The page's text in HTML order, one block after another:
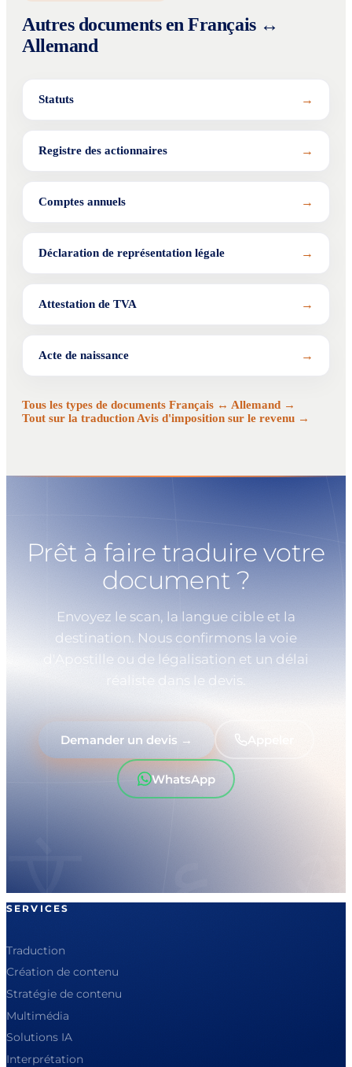
Autres documents en Français ↔
Allemand
Statuts →
Registre des actionnaires →
Comptes annuels →
Déclaration de représentation légale →
Attestation de TVA →
Acte de naissance →
Tous les types de documents Français ↔ Allemand →
Tout sur la traduction Avis d'imposition sur le revenu →
Prêt à faire traduire votre
document ?
Envoyez le scan, la langue cible et la
destination. Nous confirmons la voie
d'Apostille ou de légalisation et un délai
réaliste dans le devis.
Demander un devis → Appeler
WhatsApp
SERVICES
Traduction
Création de contenu
Stratégie de contenu
Multimédia
Solutions IA
Interprétation